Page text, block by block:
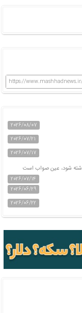
https://
2026/08/07
2026/07/21
2026/07/17
شود، عین صواب است
2026/07/14
2026/06/29
2026/06/22